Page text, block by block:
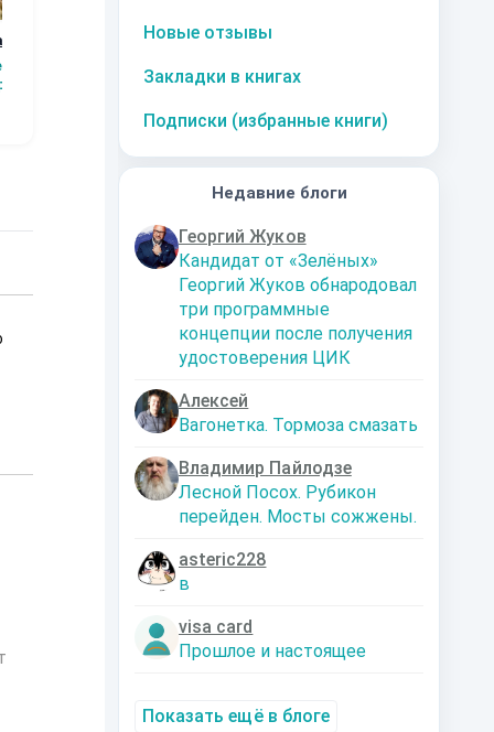
Новые отзывы
Закладки в книгах
Подписки (избранные книги)
Недавние блоги
Георгий Жуков
Кандидат от «Зелёных»
Георгий Жуков обнародовал
три программные
концепции после получения
удостоверения ЦИК
Алексей
Вагонетка. Тормоза смазать
Владимир Пайлодзе
Лесной Посох. Рубикон
перейден. Мосты сожжены.
asteric228
в
visa card
Прошлое и настоящее
Показать ещё в блоге
Александр
Чернобровкин
Бесконечное
Эдуард